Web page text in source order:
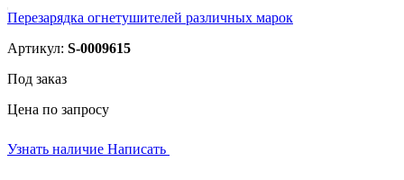
Перезарядка огнетушителей различных марок
Артикул: S-0009615
Под заказ
Цена по запросу
Узнать наличие Написать